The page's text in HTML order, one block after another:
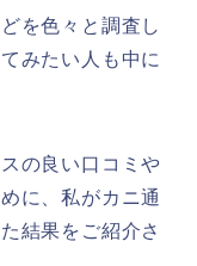
を色々と調査し
みたい人も中に
の良い口コミや
に、私がカニ通
結果をご紹介さ